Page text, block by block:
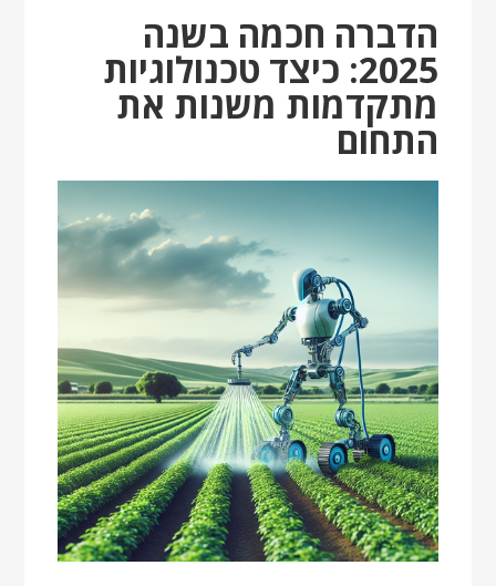
הדברה חכמה בשנה
2025: כיצד טכנולוגיות
מתקדמות משנות את
התחום